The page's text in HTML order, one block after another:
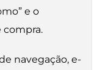
e o
compra.
navegação, e-